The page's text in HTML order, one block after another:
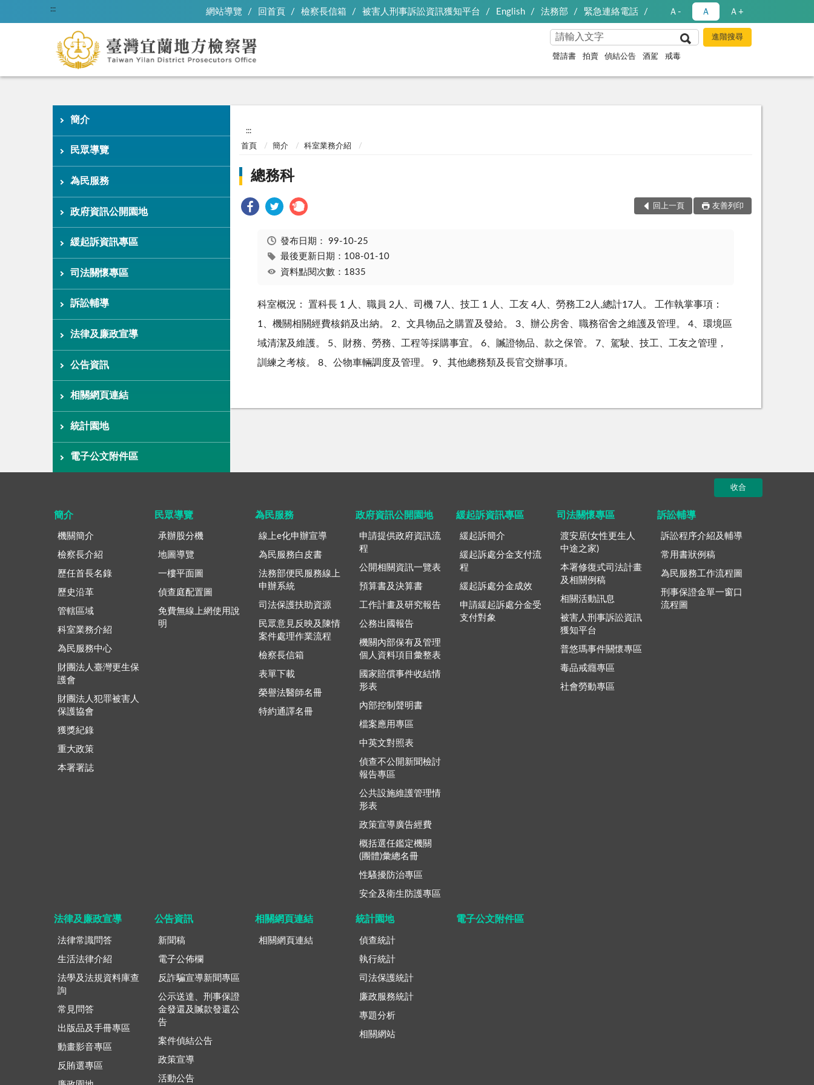
::: 網站導覽 回首頁 檢察長信箱 被害人刑事訴訟資訊獲知平台 English 法務部 緊急連絡電話 Ａ- Ａ Ａ+
聲請書 拍賣 偵結公告 酒駕 戒毒
簡介
民眾導覽
為民服務
政府資訊公開園地
緩起訴資訊專區
司法關懷專區
訴訟輔導
法律及廉政宣導
公告資訊
相關網頁連結
統計園地
電子公文附件區
:::
首頁 簡介 科室業務介紹
總務科
回上一頁 友善列印
發布日期： 99-10-25
最後更新日期：108-01-10
資料點閱次數：1835
科室概況： 置科長 1 人、職員 2人、司機 7人、技工 1 人、工友 4人、勞務工2人,總計17人。 工作執掌事項：
1、機關相關經費核銷及出納。 2、文具物品之購置及發給。 3、辦公房舍、職務宿舍之維護及管理。 4、環境區
域清潔及維護。 5、財務、勞務、工程等採購事宜。 6、贓證物品、款之保管。 7、駕駛、技工、工友之管理，
訓練之考核。 8、公物車輛調度及管理。 9、其他總務類及長官交辦事項。
收合
簡介
機關簡介
檢察長介紹
歷任首長名錄
歷史沿革
管轄區域
科室業務介紹
為民服務中心
財團法人臺灣更生保
護會
財團法人犯罪被害人
保護協會
獲獎紀錄
重大政策
本署署誌
民眾導覽
承辦股分機
地圖導覽
一樓平面圖
偵查庭配置圖
免費無線上網使用說
明
為民服務
線上e化申辦宣導
為民服務白皮書
法務部便民服務線上
申辦系統
司法保護扶助資源
民眾意見反映及陳情
案件處理作業流程
檢察長信箱
表單下載
榮譽法醫師名冊
特約通譯名冊
政府資訊公開園地
申請提供政府資訊流
程
公開相關資訊一覽表
預算書及決算書
工作計畫及研究報告
公務出國報告
機關內部保有及管理
個人資料項目彙整表
國家賠償事件收結情
形表
內部控制聲明書
檔案應用專區
中英文對照表
偵查不公開新聞檢討
報告專區
公共設施維護管理情
形表
政策宣導廣告經費
概括選任鑑定機關
(團體)彙總名冊
性騷擾防治專區
安全及衛生防護專區
緩起訴資訊專區
緩起訴簡介
緩起訴處分金支付流
程
緩起訴處分金成效
申請緩起訴處分金受
支付對象
司法關懷專區
渡安居(女性更生人
中途之家)
本署修復式司法計畫
及相關例稿
相關活動訊息
被害人刑事訴訟資訊
獲知平台
普悠瑪事件關懷專區
毒品戒癮專區
社會勞動專區
訴訟輔導
訴訟程序介紹及輔導
常用書狀例稿
為民服務工作流程圖
刑事保證金單一窗口
流程圖
法律及廉政宣導
法律常識問答
生活法律介紹
法學及法規資料庫查
詢
常見問答
出版品及手冊專區
動畫影音專區
反賄選專區
公告資訊
新聞稿
電子公佈欄
反詐騙宣導新聞專區
公示送達、刑事保證
金發還及贓款發還公
告
案件偵結公告
政策宣導
活動公告
相關網頁連結
相關網頁連結
統計園地
偵查統計
執行統計
司法保護統計
廉政服務統計
專題分析
相關網站
電子公文附件區